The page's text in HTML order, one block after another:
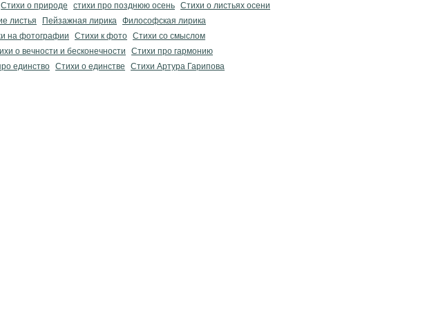
Стихи о природе стихи про позднюю осень Стихи о листьях осени
листья
Пейзажная лирика Философская лирика
на фотографии Стихи к фото Стихи со смыслом
о вечности и бесконечности
Стихи про гармонию
единство Стихи о единстве
Стихи Артура Гарипова